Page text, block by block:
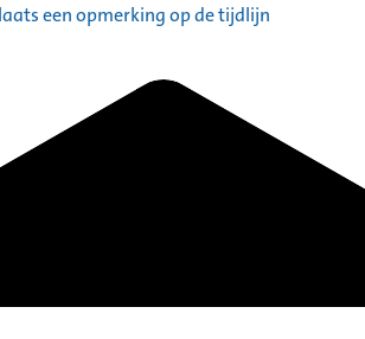
een opmerking op de tijdlijn